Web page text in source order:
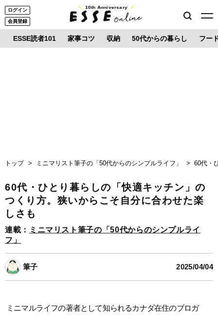
ログイン
会員登録
10th Anniversary
ESSE読者101 家事コツ 収納 50代からの暮らし フー
トップ ミニマリスト筆子の「50代からのシンプルライフ」 60代・
60代・ひとり暮らしの「快適キッチン」の
つくり方。狭いからこそ自分に合わせた楽
しさも
連載： ミニマリスト筆子の「50代からのシンプルライ
フ」
筆子 2025/04/04
ミニマルライフの著者として知られるカナダ在住のブロガ